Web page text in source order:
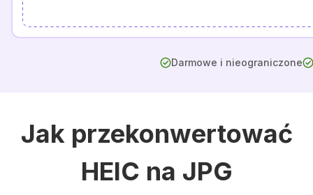
Darmowe i nieograniczone
Jak przekonwertować
HEIC na JPG